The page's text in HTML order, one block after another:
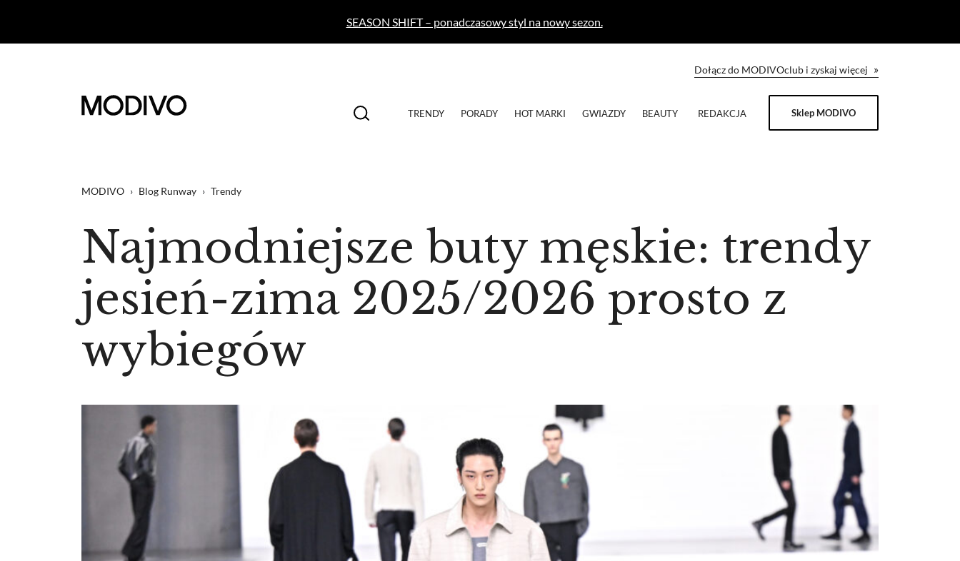
SEASON SHIFT – ponadczasowy styl na nowy sezon.
Dołącz do MODIVOclub i zyskaj więcej »
TRENDY PORADY HOT MARKI GWIAZDY BEAUTY REDAKCJA Sklep MODIVO
MODIVO › Blog Runway › Trendy
Najmodniejsze buty męskie: trendy
jesień-zima 2025/2026 prosto z
wybiegów